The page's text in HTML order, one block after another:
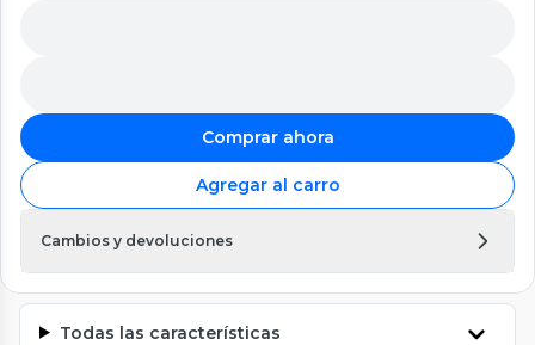
Comprar ahora
Agregar al carro
Cambios y devoluciones
Todas las características